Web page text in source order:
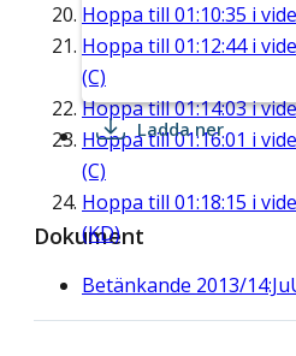
Hoppa till 01:10:35 i
Hoppa till 01:12:44i
(C)
Hoppa till01:14:03i
Hoppa till01:16:01 i
(C)
Hoppa till 01:18:15 i
(KD)
Ladda ner
Dokument
Betänkande 2013/